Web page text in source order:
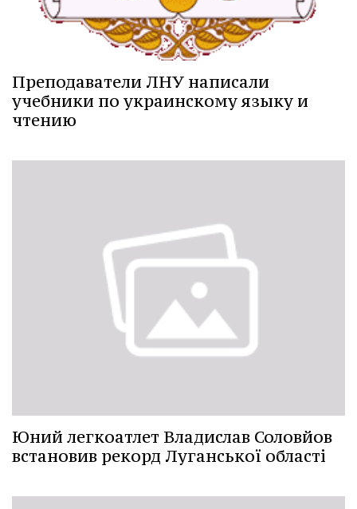
Преподаватели ЛНУ написали
учебники по украинскому языку и
чтению
Юний легкоатлет Владислав Соловйов
встановив рекорд Луганської області